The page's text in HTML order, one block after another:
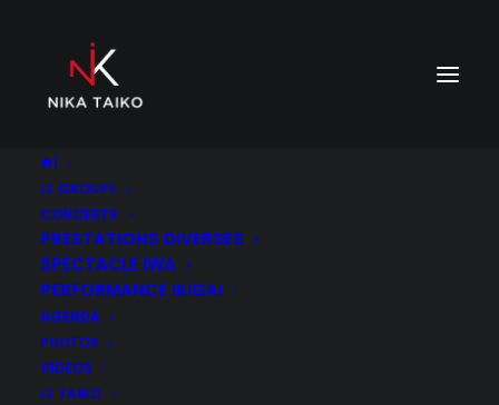
LE GROUPE
CONCERTS
PRESTATIONS DIVERSES
SPECTACLE IWA
PERFORMANCE IKIGAI
AGENDA
PHOTOS
VIDEOS
LE TAIKO